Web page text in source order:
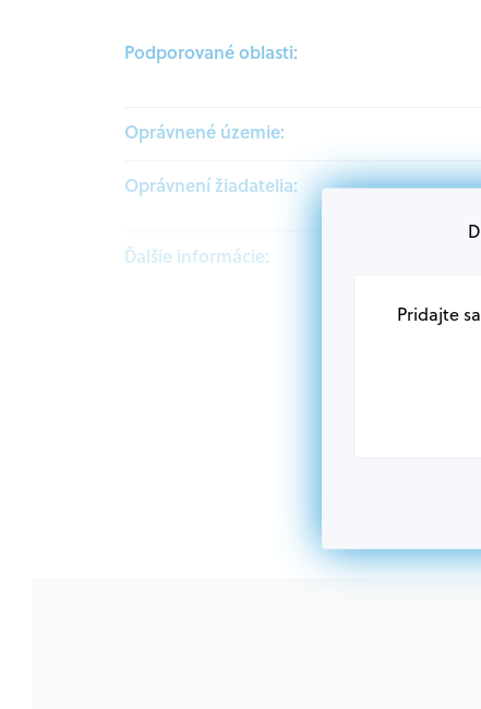
Podporované oblasti:
Oprávnené územie:
Oprávnení žiadatelia:
Ďalšie informácie:
Pridajte